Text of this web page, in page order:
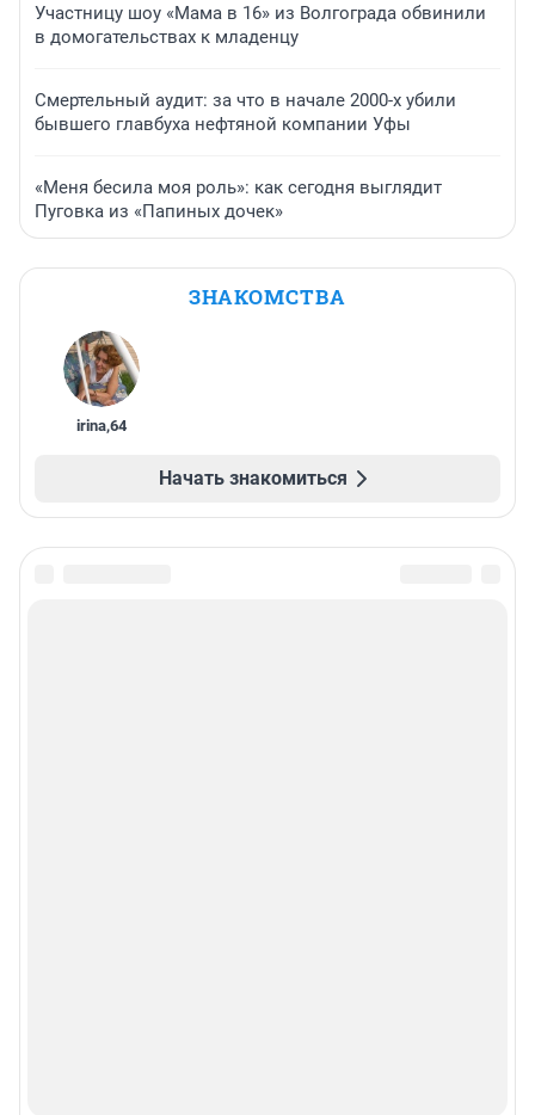
Участницу шоу «Мама в 16» из Волгограда обвинили
в домогательствах к младенцу
Смертельный аудит: за что в начале 2000-х убили
бывшего главбуха нефтяной компании Уфы
«Меня бесила моя роль»: как сегодня выглядит
Пуговка из «Папиных дочек»
ЗНАКОМСТВА
irina,64
Начать знакомиться